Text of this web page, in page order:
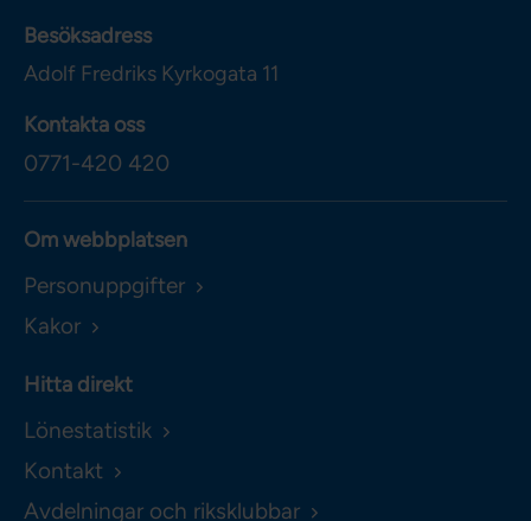
Besöksadress
Adolf Fredriks Kyrkogata 11
Kontakta oss
0771-420 420
Om webbplatsen
Personuppgifter
Kakor
Hitta direkt
Lönestatistik
Kontakt
Avdelningar och riksklubbar